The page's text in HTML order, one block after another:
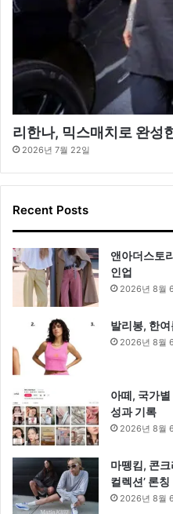
리한나, 믹스매치로 완성
2026년 7월 22일
Recent Posts
앤아더스토
인업
2026년 8월
발리봉, 한
2026년 8월
아떼, 국가
성과 기록
2026년 8월
마뗑킴, 콘
컬렉션’ 론칭
2026년 8월